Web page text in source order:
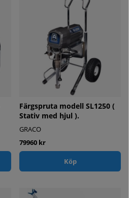
Färgspruta modell SL1250 (
Stativ med hjul ).
GRACO
79960 kr
Köp